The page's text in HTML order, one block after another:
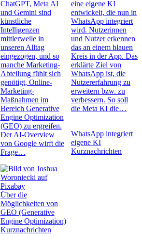
ChatGPT, Meta AI
und Gemini sind
künstliche
Intelligenzen
mittlerweile in
unseren Alltag
eingezogen, und so
manche Marketing-
Abteilung fühlt sich
genötigt, Online-
Marketing-
Maßnahmen im
Bereich Generative
Engine Optimization
(GEO) zu ergreifen.
Der AI-Overview
von Google wirft die
Frage…
Über die
Möglichkeiten von
GEO (Generative
Engine Optimization)
Kurznachrichten
eine eigene KI
entwickelt, die nun in
WhatsApp integriert
wird. Nutzerinnen
und Nutzer erkennen
das an einem blauen
Kreis in der App. Das
erklärte Ziel von
WhatsApp ist, die
Nutzererfahrung zu
erweitern bzw. zu
verbessern. So soll
die Meta KI die…
WhatsApp integriert
eigene KI
Kurznachrichten